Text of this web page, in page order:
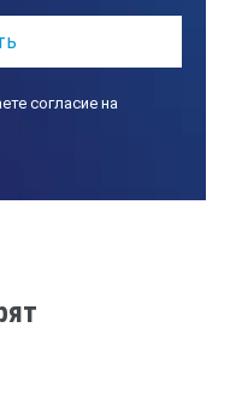
согласие на